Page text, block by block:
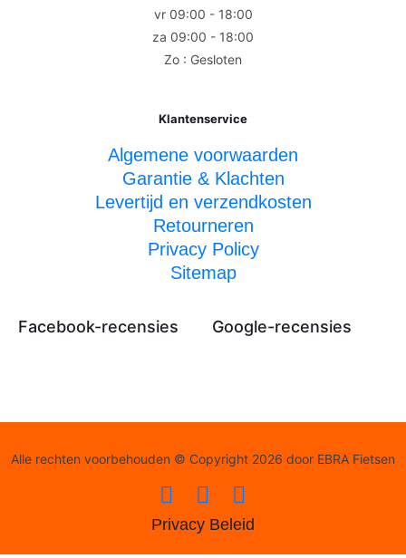
vr 09:00 - 18:00
za 09:00 - 18:00
Zo : Gesloten
Klantenservice
Algemene voorwaarden
Garantie & Klachten
Levertijd en verzendkosten
Retourneren
Privacy Policy
Sitemap
Facebook-recensies Google-recensies
Alle rechten voorbehouden © Copyright 2026 door EBRA Fietsen
Privacy Beleid